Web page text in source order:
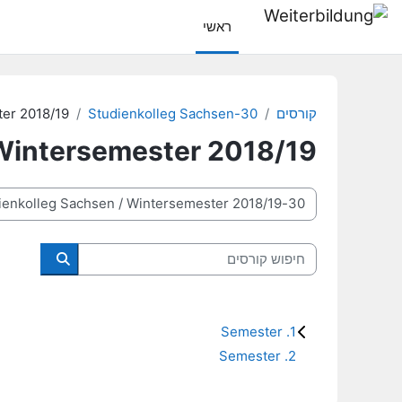
דילוג לתוכן הראשי
ראשי
קורסים 30-Studienkolleg Sachsen
2018/19
2018/19
קטגוריות קורסים
חיפוש קורסים
חיפוש
1. Semester
2. Semester